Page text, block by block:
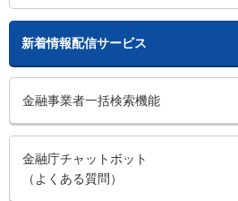
新着情報配信サービス
金融事業者一括検索機能
金融庁チャットボット
（よくある質問）